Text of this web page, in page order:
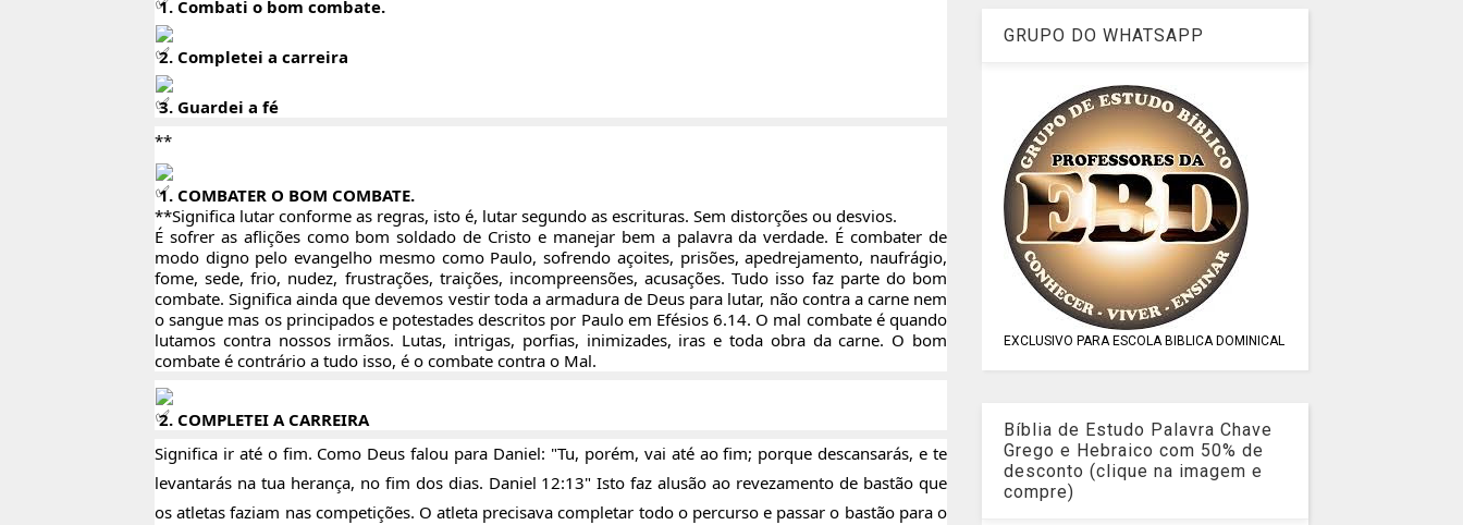
1. Combati o bom combate.
2. Completei a carreira
3. Guardei a fé
**
1. COMBATER O BOM COMBATE.
**Significa lutar conforme as regras, isto é, lutar segundo as escrituras. Sem distorções ou desvios.
É sofrer as aflições como bom soldado de Cristo e manejar bem a palavra da verdade. É combater de
modo digno pelo evangelho mesmo como Paulo, sofrendo açoites, prisões, apedrejamento, naufrágio,
fome, sede, frio, nudez, frustrações, traições, incompreensões, acusações. Tudo isso faz parte do bom
combate. Significa ainda que devemos vestir toda a armadura de Deus para lutar, não contra a carne nem
o sangue mas os principados e potestades descritos por Paulo em Efésios 6.14. O mal combate é quando
lutamos contra nossos irmãos. Lutas, intrigas, porfias, inimizades, iras e toda obra da carne. O bom
combate é contrário a tudo isso, é o combate contra o Mal.
2. COMPLETEI A CARREIRA
Significa ir até o fim. Como Deus falou para Daniel: "Tu, porém, vai até ao fim; porque descansarás, e te
levantarás na tua herança, no fim dos dias. Daniel 12:13" Isto faz alusão ao revezamento de bastão que
os atletas faziam nas competições. O atleta precisava completar todo o percurso e passar o bastão para o
GRUPO DO WHATSAPP
EXCLUSIVO PARA ESCOLA BIBLICA DOMINICAL
Bíblia de Estudo Palavra Chave
Grego e Hebraico com 50% de
desconto (clique na imagem e
compre)